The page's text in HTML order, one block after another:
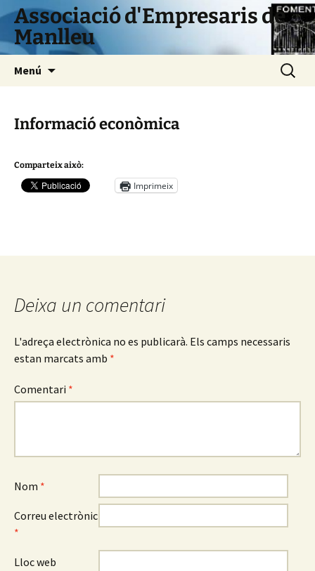
Vés
contingut
Associació d'Empresaris de
Manlleu
Menú Cerca:
Informació econòmica
Comparteix això:
Imprimeix
Deixa un comentari
L'adreça electrònica no es publicarà. Els camps necessaris
estan marcats amb *
Comentari *
Nom *
Correu electrònic
*
Lloc web